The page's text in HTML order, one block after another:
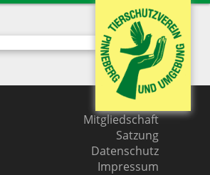
Kontakt
Mitgliedschaft
Satzung
Datenschutz
Impressum